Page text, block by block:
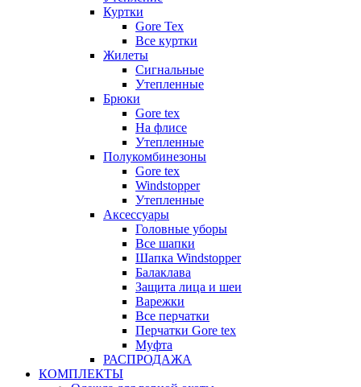
Куртки
Gore Tex
Все куртки
Жилеты
Сигнальные
Утепленные
Брюки
Gore tex
На флисе
Утепленные
Полукомбинезоны
Gore tex
Windstopper
Утепленные
Аксессуары
Головные уборы
Все шапки
Шапка Windstopper
Балаклава
Защита лица и шеи
Варежки
Все перчатки
Перчатки Gore tex
Муфта
РАСПРОДАЖА
КОМПЛЕКТЫ